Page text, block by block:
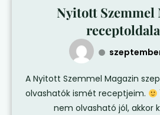
Nyitott Szemmel
A Nyitott Szemmel Magazin
olvashatók ismét receptjeim.
nem olvasható jól, akkor